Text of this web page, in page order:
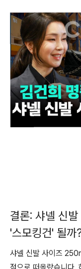
결론: 샤넬 신
'스모킹건' 될까
샤넬 신발 사이즈